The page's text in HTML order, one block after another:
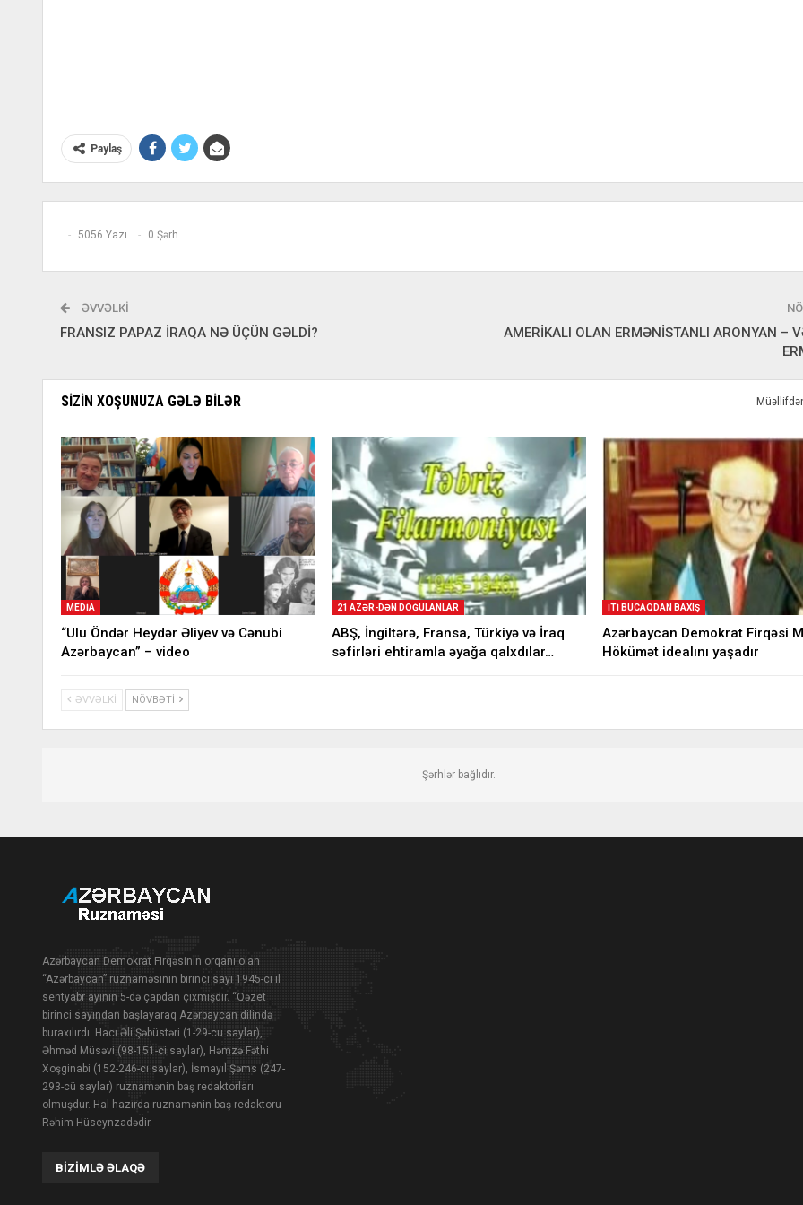
Paylaş
5056 Yazı 0 Şərh
ƏVVƏLKI
FRANSIZ PAPAZ İRAQA NƏ ÜÇÜN GƏLDİ?
AMERİKALI OLAN ERMƏNİSTANLI ARONYAN –
SIZIN XOŞUNUZA GƏLƏ BILƏR
MEDIA
“Ulu Öndər Heydər Əliyev və Cənubi
Azərbaycan” – video
21 AZƏR-DƏN DOĞULANLAR
ABŞ, İngiltərə, Fransa, Türkiyə və İraq
səfirləri ehtiramla əyağa qalxdılar…
İTI BUCAQDAN BAXIŞ
Azərbaycan Demokrat Firqəsi
Hökümət idealını yaşadır
ƏVVƏLKI NÖVBƏTI
Şərhlər bağlıdır.
Azərbaycan Demokrat Firqəsinin orqanı olan
“Azərbaycan” ruznaməsinin birinci sayı 1945-ci il
sentyabr ayının 5-də çapdan çıxmışdır. “Qəzet
birinci sayından başlayaraq Azərbaycan dilində
buraxılırdı. Hacı Əli Şəbüstəri (1-29-cu saylar),
Əhməd Müsəvi (98-151-ci saylar), Həmzə Fəthi
Xoşginabi (152-246-cı saylar), İsmayıl Şəms (247-
293-cü saylar) ruznamənin baş redaktorları
olmuşdur. Hal-hazırda ruznamənin baş redaktoru
Rəhim Hüseynzadədir.
BIZIMLƏ ƏLAQƏ